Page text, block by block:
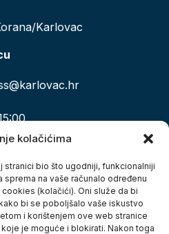
kolačićima
bio što ugodniji, funkcionalniji
na vaše računalo određenu
(kolačići). Oni služe da bi
bi se poboljšalo vaše iskustvo
i korištenjem ove web stranice
je moguće i blokirati. Nakon toga
Karlovac